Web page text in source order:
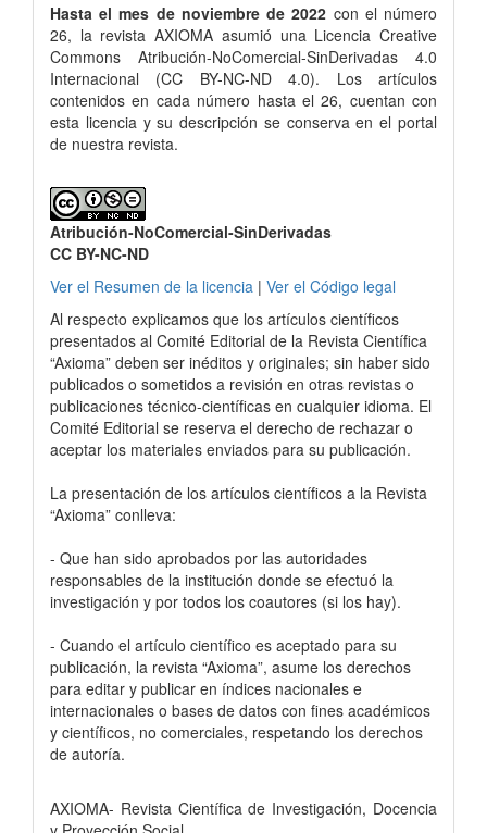
Hasta el mes de noviembre de 2022 con el número
26, la revista AXIOMA asumió una Licencia Creative
Commons Atribución-NoComercial-SinDerivadas 4.0
Internacional (CC BY-NC-ND 4.0). Los artículos
contenidos en cada número hasta el 26, cuentan con
esta licencia y su descripción se conserva en el portal
de nuestra revista.
Atribución-NoComercial-SinDerivadas
CC BY-NC-ND
Ver el Resumen de la licencia | Ver el Código legal
Al respecto explicamos que los artículos científicos
presentados al Comité Editorial de la Revista Científica
“Axioma” deben ser inéditos y originales; sin haber sido
publicados o sometidos a revisión en otras revistas o
publicaciones técnico-científicas en cualquier idioma. El
Comité Editorial se reserva el derecho de rechazar o
aceptar los materiales enviados para su publicación.
La presentación de los artículos científicos a la Revista
“Axioma” conlleva:
- Que han sido aprobados por las autoridades
responsables de la institución donde se efectuó la
investigación y por todos los coautores (si los hay).
- Cuando el artículo científico es aceptado para su
publicación, la revista “Axioma”, asume los derechos
para editar y publicar en índices nacionales e
internacionales o bases de datos con fines académicos
y científicos, no comerciales, respetando los derechos
de autoría.
AXIOMA- Revista Científica de Investigación, Docencia